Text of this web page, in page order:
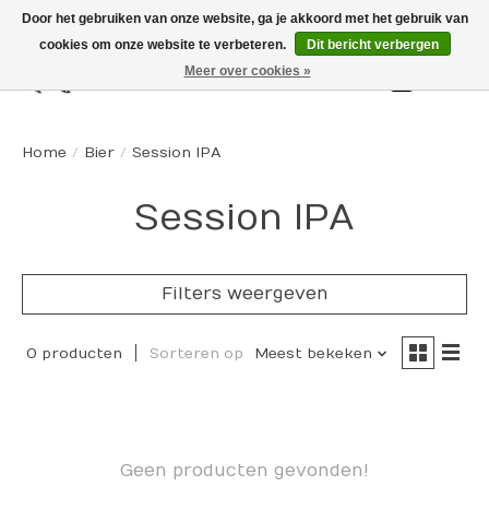
Home / Bier / Session IPA
Session IPA
Filters weergeven
0 producten Sorteren op Meest bekeken
Geen producten gevonden!
Door het gebruiken van onze website, ga je akkoord met het gebruik van
cookies om onze website te verbeteren.
Dit bericht verbergen
Meer over cookies »